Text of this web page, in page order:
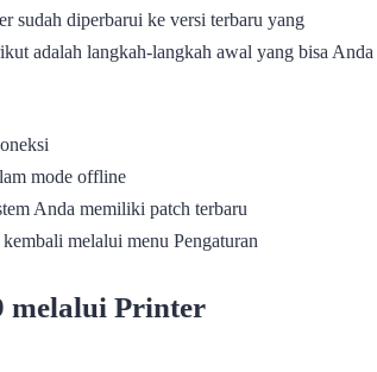
sudah diperbarui ke versi terbaru yang
adalah langkah-langkah awal yang bisa Anda
mode offline
Anda memiliki patch terbaru
melalui menu Pengaturan
melalui Printer